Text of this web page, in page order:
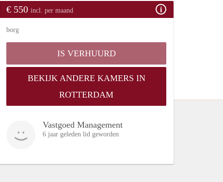
€ 550 incl. per maand
borg
IS VERHUURD
BEKIJK ANDERE KAMERS IN
ROTTERDAM
Vastgoed Management
6 jaar geleden lid geworden